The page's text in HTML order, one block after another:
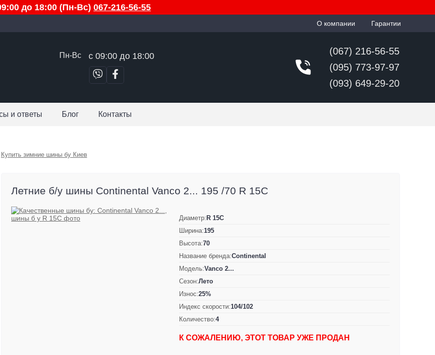
до 18:00 (Пн-Вс) 067-216-56-55
О компании Гарантии
Пн-Вс с 09:00 до 18:00
(067) 216-56-55
(095) 773-97-97
(093) 649-29-20
и ответы Блог Контакты
Купить зимние шины бу Киев
Летние б/у шины Continental Vanco 2... 195 /70 R 15C
Диаметр:R 15C
Ширина:195
Высота:70
Название бренда:Continental
Модель:Vanco 2...
Сезон:Лето
Износ:25%
Индекс скорости:104/102
Количество:4
К СОЖАЛЕНИЮ, ЭТОТ ТОВАР УЖЕ ПРОДАН